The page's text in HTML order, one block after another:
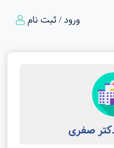
ورود / ثبت نام
صفری